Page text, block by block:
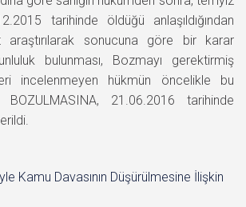
tarihinde öldüğü anlaşıldığından
araştırılarak sonucuna göre bir karar
bulunması, Bozmayı gerektirmiş
incelenmeyen hükmün öncelikle bu
21.06.2016 tarihinde
Kamu Davasının Düşürülmesine İlişkin